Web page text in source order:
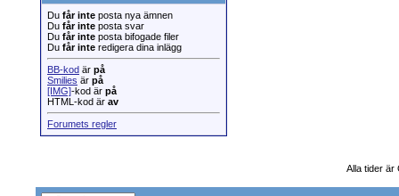
Du får inte posta nya ämnen
Du får inte posta svar
Du får inte posta bifogade filer
Du får inte redigera dina inlägg
BB-kod är på
Smilies är på
[IMG]-kod är på
HTML-kod är av
Forumets regler
Alla tider är